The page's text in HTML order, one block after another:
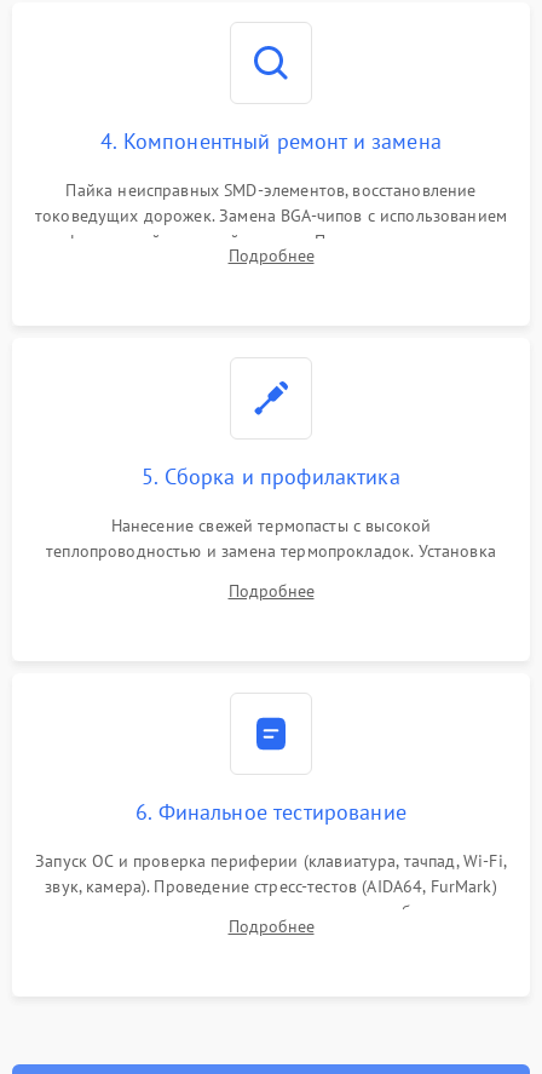
4. Компонентный ремонт и замена
Пайка неисправных SMD-элементов, восстановление
токоведущих дорожек. Замена BGA-чипов с использованием
инфракрасной паяльной станции. Прошивка микросхемы
BIOS или замена поврежденных портов USB
Подробнее
5. Сборка и профилактика
Нанесение свежей термопасты с высокой
теплопроводностью и замена термопрокладок. Установка
шлейфов, модулей памяти и накопителей. Предварительная
Подробнее
6. Финальное тестирование
Запуск ОС и проверка периферии (клавиатура, тачпад, Wi-Fi,
звук, камера). Проведение стресс-тестов (AIDA64, FurMark)
для контроля температурного режима и стабильности
системы под пиковой нагрузкой.
Подробнее